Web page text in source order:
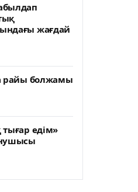
жағдай
райы болжамы
едім»